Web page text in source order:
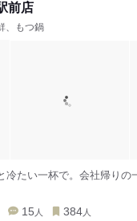
前店
、もつ鍋
冷たい一杯で。会社帰りの
15 人 384 人